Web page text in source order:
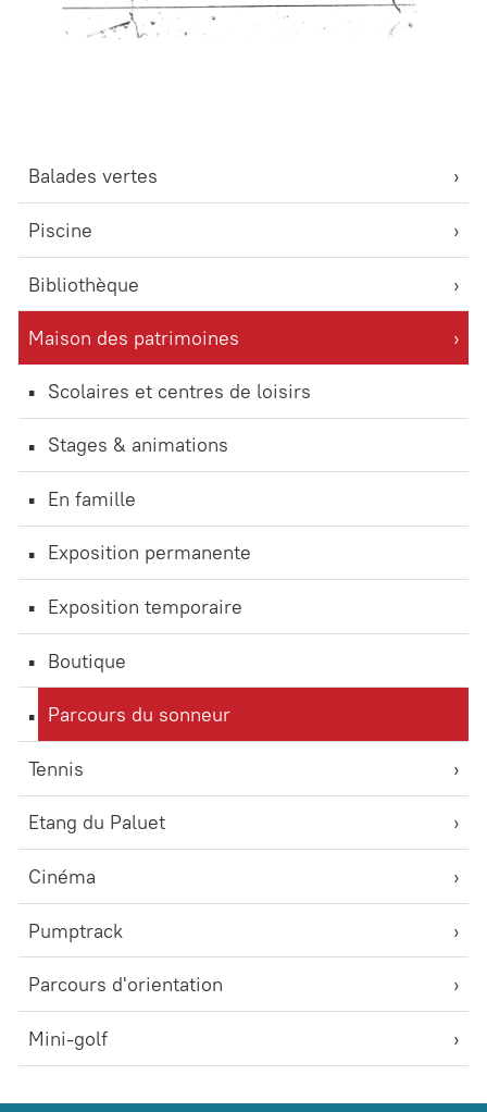
Balades vertes
Piscine
Bibliothèque
Maison des patrimoines
Scolaires et centres de loisirs
Stages & animations
En famille
Exposition permanente
Exposition temporaire
Boutique
Parcours du sonneur
Tennis
Etang du Paluet
Cinéma
Pumptrack
Parcours d'orientation
Mini-golf